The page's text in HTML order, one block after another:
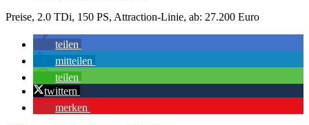
Preise, 2.0 TDi, 150 PS, Attraction-Linie, ab: 27.200 Euro
teilen
mitteilen
teilen
twittern
merken